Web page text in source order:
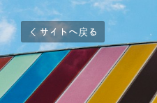
サイトへ戻る